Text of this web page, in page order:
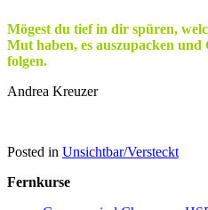
Mögest du tief in dir spüren,
Mut haben, es auszupacken
folgen.
Andrea Kreuzer
Posted in Unsichtbar/Versteckt
Fernkurse